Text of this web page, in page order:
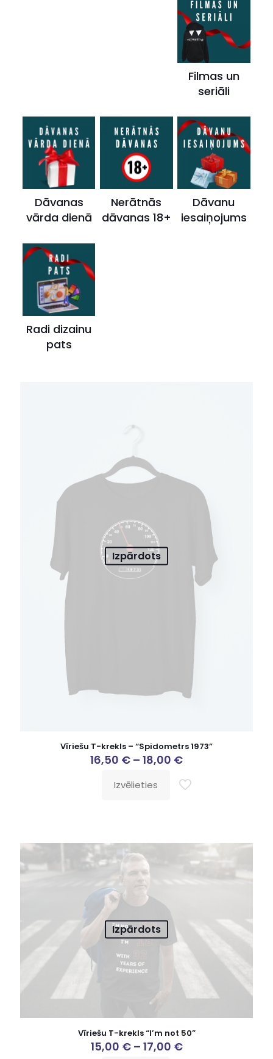
Filmas un
seriāli
Dāvanas
vārda dienā
Nerātnās
dāvanas 18+
Dāvanu
iesaiņojums
Radi dizainu
pats
Izpārdots
Vīriešu T-krekls – “Spidometrs 1973”
16,50 € – 18,00 €
Izvēlieties
Izpārdots
Vīriešu T-krekls “I’m not 50”
15,00 € – 17,00 €